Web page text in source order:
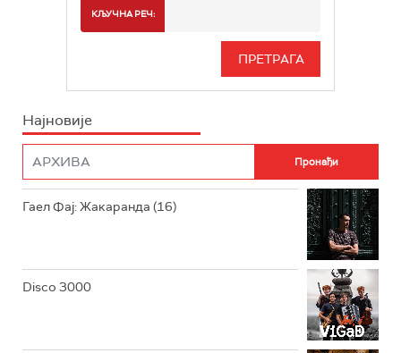
РАДИО БЕОГРАД 3
РАДИО РОКЕНРОЛЕР
ИНФО
КЉУЧНА РЕЧ:
Најновије
Гаел Фај: Жакаранда (16)
Disco 3000